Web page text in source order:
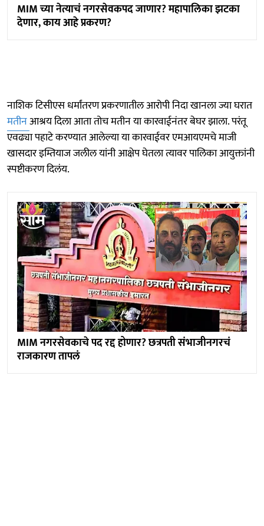
MIM च्या नेत्याचं नगरसेवकपद जाणार? महापालिका झटका
देणार, काय आहे प्रकरण?
नाशिक टिसीएस धर्मांतरण प्रकरणातील आरोपी निदा खानला ज्या घरात
मतीनआश्रय दिला आता तोच मतीन या कारवाईनंतर बेघर झाला. परंतू
एवढ्या पहाटे करण्यात आलेल्या या कारवाईवर एमआयएमचे माजी
खासदार इम्तियाज जलील यांनी आक्षेप घेतला त्यावर पालिका आयुक्तांनी
स्पष्टीकरण दिलंय.
MIM नगरसेवकाचे पद रद्द होणार? छत्रपती संभाजीनगरचं
राजकारण तापलं